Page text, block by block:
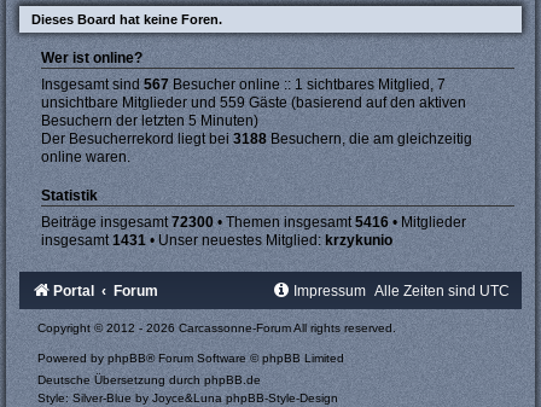
Dieses Board hat keine Foren.
Wer ist online?
Insgesamt sind567Besucher online :: 1 sichtbares Mitglied, 7
unsichtbare Mitglieder und 559 Gäste (basierend auf den aktiven
Besuchern der letzten 5 Minuten)
Der Besucherrekord liegt bei3188Besuchern, die am gleichzeitig
online waren.
Statistik
Beiträge insgesamt72300• Themen insgesamt5416 • Mitglieder
insgesamt1431 • Unser neuestes Mitglied: krzykunio
Portal Forum Alle Zeiten sind UTC
Impressum
Copyright © 2012 - 2026 Carcassonne-Forum All rights reserved.
Powered by phpBB® Forum Software © phpBB Limited
Deutsche Übersetzung durch phpBB.de
Style: Silver-Blue by Joyce&Luna phpBB-Style-Design